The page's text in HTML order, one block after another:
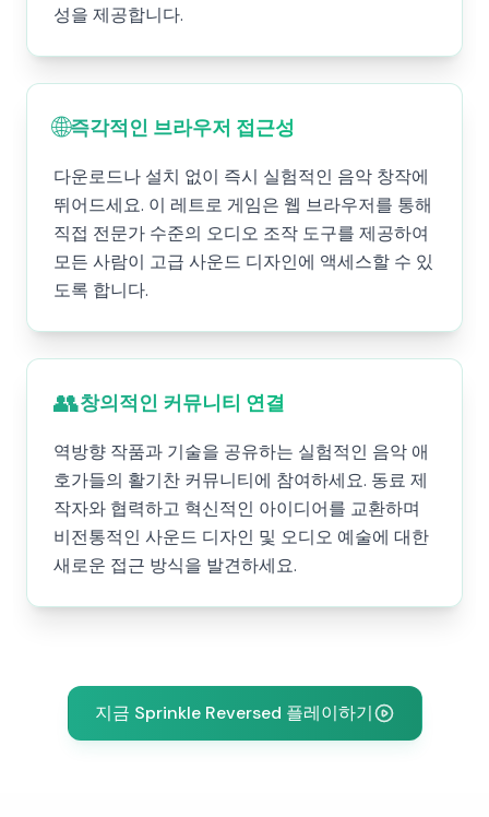
성을 제공합니다.
🌐즉각적인 브라우저 접근성
다운로드나 설치 없이 즉시 실험적인 음악 창작에
뛰어드세요. 이 레트로 게임은 웹 브라우저를 통해
직접 전문가 수준의 오디오 조작 도구를 제공하여
모든 사람이 고급 사운드 디자인에 액세스할 수 있
도록 합니다.
👥창의적인 커뮤니티 연결
역방향 작품과 기술을 공유하는 실험적인 음악 애
호가들의 활기찬 커뮤니티에 참여하세요. 동료 제
작자와 협력하고 혁신적인 아이디어를 교환하며
비전통적인 사운드 디자인 및 오디오 예술에 대한
새로운 접근 방식을 발견하세요.
지금 Sprinkle Reversed 플레이하기